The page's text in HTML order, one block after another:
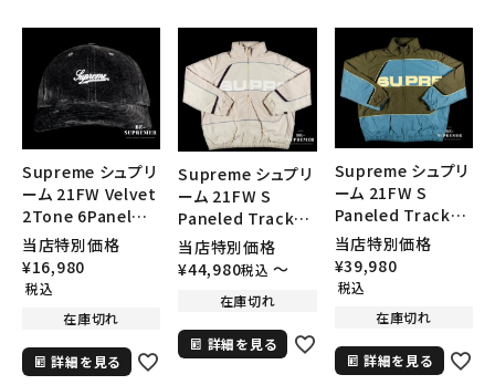
Supreme シュプリ
ーム 21FW Velvet
2Tone 6Panel
Cap ベルベットツ
ートン6パネルキャ
ップ 帽子 ブラック
当店特別価格
¥16,980
税込
在庫切れ
詳細を見る
Supreme シュプリ
ーム 21FW S
Paneled Track
Jacket Sパネルト
ラックジャケット ダ
スティーピンク
当店特別価格
¥44,980税込 〜
在庫切れ
詳細を見る
Supreme シュプリ
ーム 21FW S
Paneled Track
Jacket Sパネルト
ラックジャケット オ
リーブ
当店特別価格
¥39,980
税込
在庫切れ
詳細を見る